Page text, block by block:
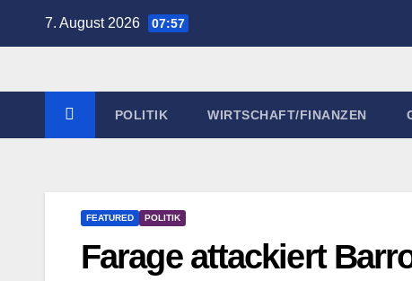
7. August 2026 07:57
POLITIK WIRTSCHAFT/FINANZEN
FEATURED POLITIK
Farage attackiert